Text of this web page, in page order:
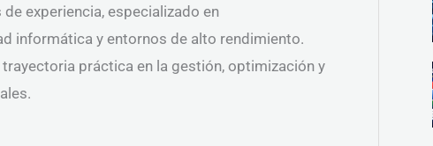
experiencia, especializado en
informática y entornos de alto rendimiento.
práctica en la gestión, optimización y